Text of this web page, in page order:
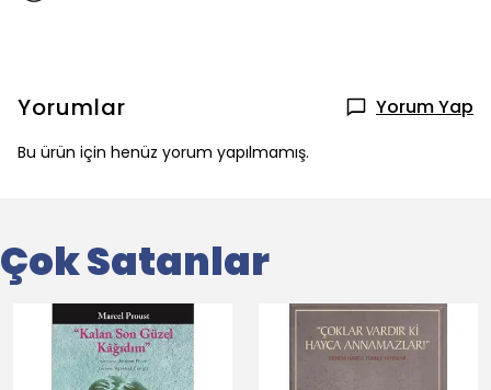
Yorumlar Yorum Yap
Bu ürün için henüz yorum yapılmamış.
Çok Satanlar